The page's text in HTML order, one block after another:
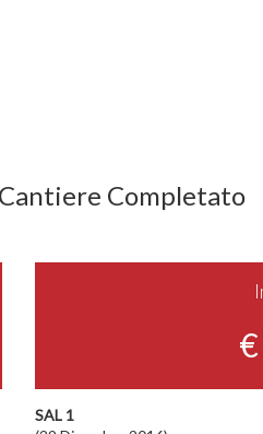
Cantiere Completato
SAL 1